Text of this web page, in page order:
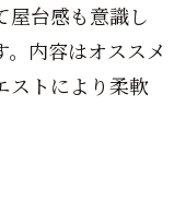
屋台感も意識し
内容はオススメ
ストにより柔軟